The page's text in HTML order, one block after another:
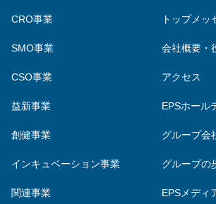
CRO事業
SMO事業
CSO事業
益新事業
創健事業
インキュベーション事業
関連事業
トップメッ
会社概要・
アクセス
EPSホール
グループ会
グループの
EPSメディ